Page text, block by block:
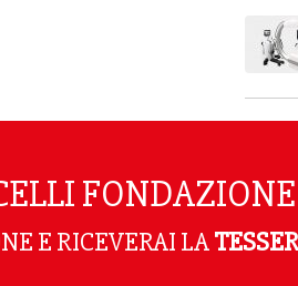
FONDAZIONE
E RICEVERAI LA